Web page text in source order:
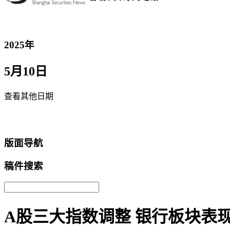
2025年
5月10日
查看其他日期
版面导航
稿件搜索
A股三大指数调整 银行板块表